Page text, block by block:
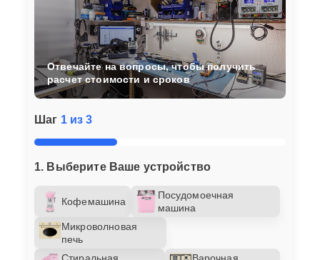
Шаг 1 из 3
1. Выберите Ваше устройство
Кофемашина
Посудомоечная
машина
Микроволновая
печь
Отвечайте на вопросы, чтобы получить
расчет стоимости и сроков